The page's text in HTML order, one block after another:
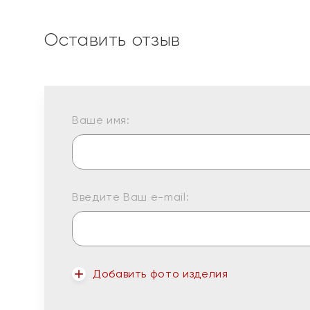
Оставить отзыв
Ваше имя:
Введите Ваш e-mail:
Добавить фото изделия